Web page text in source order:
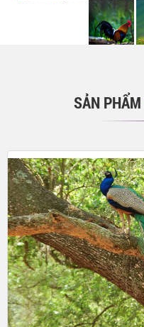
SẢN PHẨM